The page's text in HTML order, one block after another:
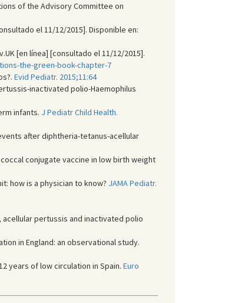
of the Advisory Committee on
el 11/12/2015]. Disponible en:
[en línea] [consultado el 11/12/2015].
the-green-book-chapter-7
Evid Pediatr. 2015;11:64
inactivated polio-Haemophilus
infants. J Pediatr Child Health.
after diphtheria-tetanus-acellular
conjugate vaccine in low birth weight
how is a physician to know? JAMA Pediatr.
acellular pertussis and inactivated polio
in England: an observational study.
years of low circulation in Spain. Euro